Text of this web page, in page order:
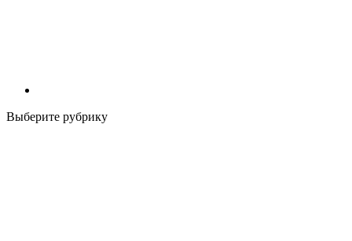
Выберите рубрику